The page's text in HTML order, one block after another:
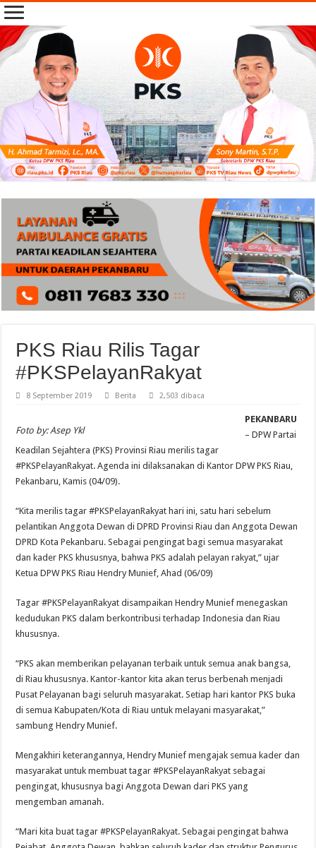
PKS Riau Rilis Tagar
#PKSPelayanRakyat
8 September 2019 Berita 2,503 dibaca
Foto by: Asep Ykl
PEKANBARU
– DPW Partai
Keadilan Sejahtera (PKS) Provinsi Riau merilis tagar
#PKSPelayanRakyat. Agenda ini dilaksanakan di Kantor DPW PKS Riau,
Pekanbaru, Kamis (04/09).
“Kita merilis tagar #PKSPelayanRakyat hari ini, satu hari sebelum
pelantikan Anggota Dewan di DPRD Provinsi Riau dan Anggota Dewan
DPRD Kota Pekanbaru. Sebagai pengingat bagi semua masyarakat
dan kader PKS khususnya, bahwa PKS adalah pelayan rakyat,” ujar
Ketua DPW PKS Riau Hendry Munief, Ahad (06/09)
Tagar #PKSPelayanRakyat disampaikan Hendry Munief menegaskan
kedudukan PKS dalam berkontribusi terhadap Indonesia dan Riau
khususnya.
“PKS akan memberikan pelayanan terbaik untuk semua anak bangsa,
di Riau khususnya. Kantor-kantor kita akan terus berbenah menjadi
Pusat Pelayanan bagi seluruh masyarakat. Setiap hari kantor PKS buka
di semua Kabupaten/Kota di Riau untuk melayani masyarakat,”
sambung Hendry Munief.
Mengakhiri keterangannya, Hendry Munief mengajak semua kader dan
masyarakat untuk membuat tagar #PKSPelayanRakyat sebagai
pengingat, khususnya bagi Anggota Dewan dari PKS yang
mengemban amanah.
“Mari kita buat tagar #PKSPelayanRakyat. Sebagai pengingat bahwa